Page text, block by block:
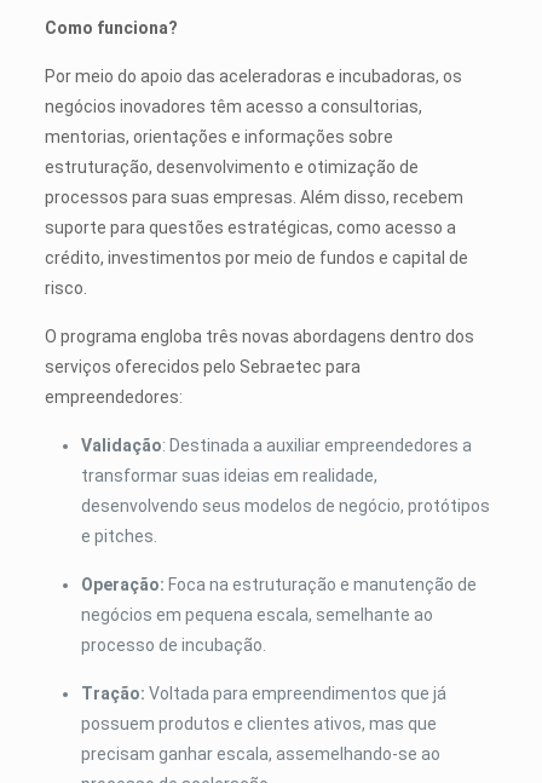
Como funciona?
Por meio do apoio das aceleradoras e incubadoras, os
negócios inovadores têm acesso a consultorias,
mentorias, orientações e informações sobre
estruturação, desenvolvimento e otimização de
processos para suas empresas. Além disso, recebem
suporte para questões estratégicas, como acesso a
crédito, investimentos por meio de fundos e capital de
risco.
O programa engloba três novas abordagens dentro dos
serviços oferecidos pelo Sebraetec para
empreendedores:
Validação: Destinada a auxiliar empreendedores a
transformar suas ideias em realidade,
desenvolvendo seus modelos de negócio, protótipos
e pitches.
Operação: Foca na estruturação e manutenção de
negócios em pequena escala, semelhante ao
processo de incubação.
Tração: Voltada para empreendimentos que já
possuem produtos e clientes ativos, mas que
precisam ganhar escala, assemelhando-se ao